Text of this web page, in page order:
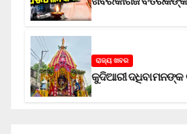
ରାଜ୍ୟ ଖବର
କୁଦିଆରୀ ଦଧିବାମନଙ୍କ